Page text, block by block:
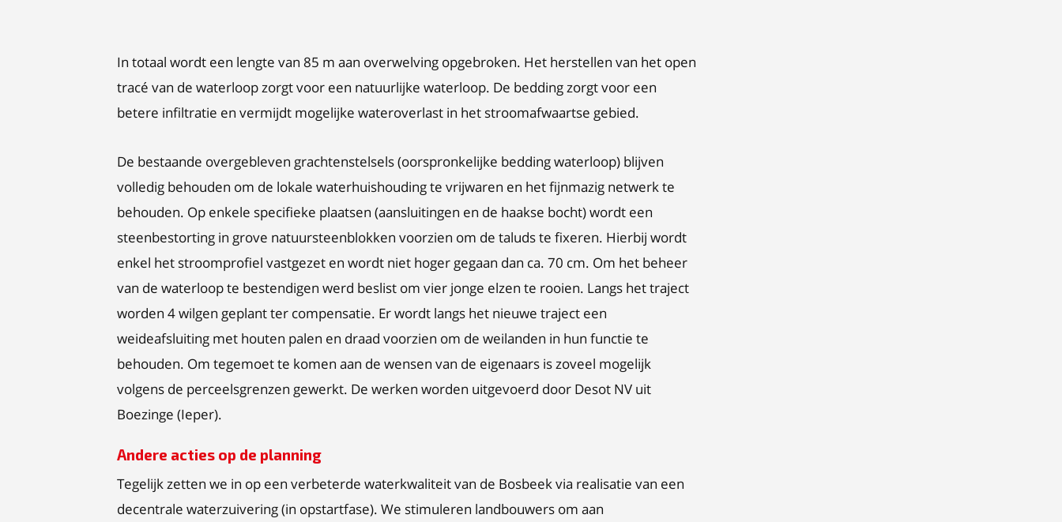
In totaal wordt een lengte van 85 m aan overwelving opgebroken. Het herstellen van het open
tracé van de waterloop zorgt voor een natuurlijke waterloop. De bedding zorgt voor een
betere infiltratie en vermijdt mogelijke wateroverlast in het stroomafwaartse gebied.
De bestaande overgebleven grachtenstelsels (oorspronkelijke bedding waterloop) blijven
volledig behouden om de lokale waterhuishouding te vrijwaren en het fijnmazig netwerk te
behouden. Op enkele specifieke plaatsen (aansluitingen en de haakse bocht) wordt een
steenbestorting in grove natuursteenblokken voorzien om de taluds te fixeren. Hierbij wordt
enkel het stroomprofiel vastgezet en wordt niet hoger gegaan dan ca. 70 cm. Om het beheer
van de waterloop te bestendigen werd beslist om vier jonge elzen te rooien. Langs het traject
worden 4 wilgen geplant ter compensatie. Er wordt langs het nieuwe traject een
weideafsluiting met houten palen en draad voorzien om de weilanden in hun functie te
behouden. Om tegemoet te komen aan de wensen van de eigenaars is zoveel mogelijk
volgens de perceelsgrenzen gewerkt. De werken worden uitgevoerd door Desot NV uit
Boezinge (Ieper).
Andere acties op de planning
Tegelijk zetten we in op een verbeterde waterkwaliteit van de Bosbeek via realisatie van een
decentrale waterzuivering (in opstartfase). We stimuleren landbouwers om aan